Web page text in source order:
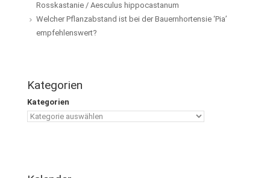
Rosskastanie / Aesculus hippocastanum
Welcher Pflanzabstand ist bei der Bauernhortensie ‘Pia’
empfehlenswert?
Kategorien
Kategorien